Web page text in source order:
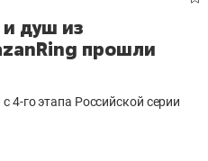
и душ из
прошли
4-го этапа Российской серии